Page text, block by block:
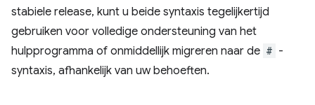
stabiele release, kunt u beide syntaxis tegelijkertijd
gebruiken voor volledige ondersteuning van het
hulpprogramma of onmiddellijk migreren naar de # -
syntaxis, afhankelijk van uw behoeften.